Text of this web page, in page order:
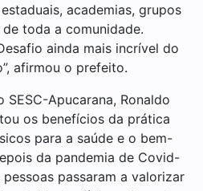
academias, grupos
toda a comunidade.
ainda mais incrível do
afirmou o prefeito.
Apucarana, Ronaldo
os benefícios da prática
para a saúde e o bem-
da pandemia de Covid-
passaram a valorizar